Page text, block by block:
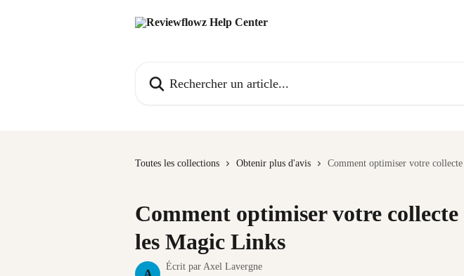
Toutes les collections Obtenir plus d'avis Comment optimiser votre
Comment optimiser votre collecte
les Magic Links
Écrit par Axel Lavergne